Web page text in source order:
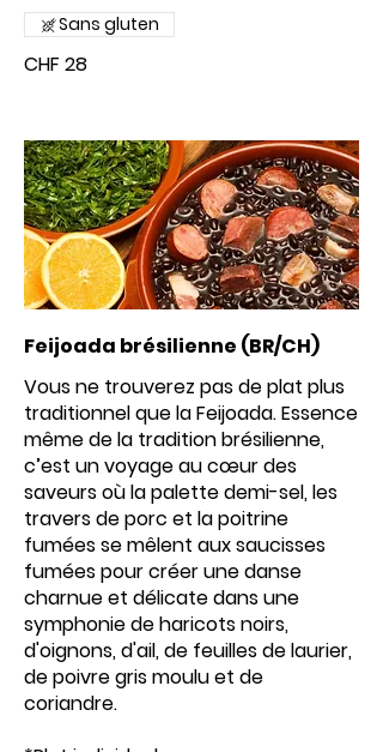
CHF 28
Sans gluten
Feijoada brésilienne (BR/CH)
Vous ne trouverez pas de plat plus
traditionnel que la Feijoada. Essence
même de la tradition brésilienne,
c’est un voyage au cœur des
saveurs où la palette demi-sel, les
travers de porc et la poitrine
fumées se mêlent aux saucisses
fumées pour créer une danse
charnue et délicate dans une
symphonie de haricots noirs,
d'oignons, d'ail, de feuilles de laurier,
de poivre gris moulu et de
coriandre.